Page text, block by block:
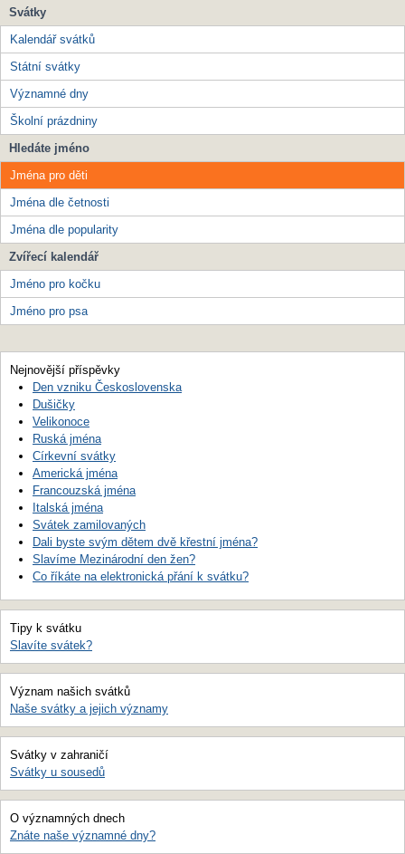
Svátky
Kalendář svátků
Státní svátky
Významné dny
Školní prázdniny
Hledáte jméno
Jména pro děti
Jména dle četnosti
Jména dle popularity
Zvířecí kalendář
Jméno pro kočku
Jméno pro psa
Nejnovější příspěvky
Den vzniku Československa
Dušičky
Velikonoce
Ruská jména
Církevní svátky
Americká jména
Francouzská jména
Italská jména
Svátek zamilovaných
Dali byste svým dětem dvě křestní jména?
Slavíme Mezinárodní den žen?
Co říkáte na elektronická přání k svátku?
Tipy k svátku
Slavíte svátek?
Význam našich svátků
Naše svátky a jejich významy
Svátky v zahraničí
Svátky u sousedů
O významných dnech
Znáte naše významné dny?